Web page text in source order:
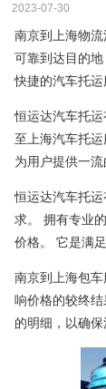
2023-07-30
南京到上海物
可靠到达目的地
快捷的汽车托运
恒运达汽车托
至上海汽车托
为用户提供一流
恒运达汽车托
求。 拥有专业
价格。 它是满
南京到上海包
响价格的较终
的明细，以确保